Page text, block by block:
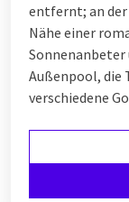
entfernt; an der
Nähe einer
Sonnenanbeter
Außenpool, die
verschiedene